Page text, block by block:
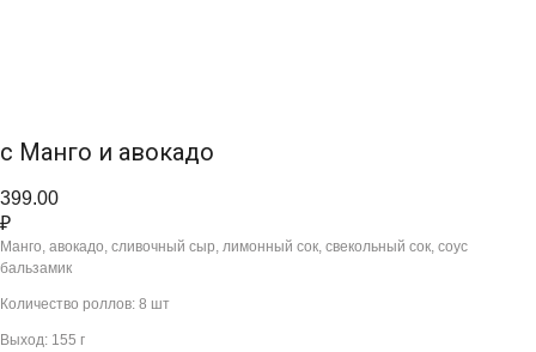
с Манго и авокадо
399.00
₽
Манго, авокадо, сливочный сыр, лимонный сок, свекольный сок, соус
бальзамик
Количество роллов: 8 шт
Выход: 155 г